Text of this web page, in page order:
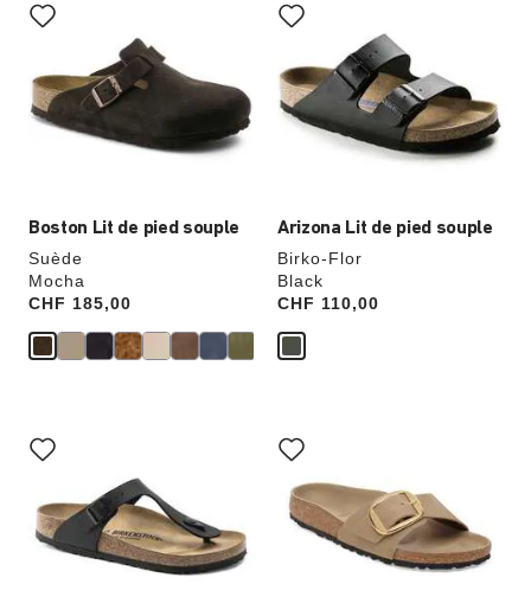
Boston Lit de pied souple
Suède
Mocha
Price:
CHF 185,00
sur
les
échantillons
de
couleurs
modifiera
l’image
Arizona Lit de pied souple
Birko-Flor
Black
Price:
CHF 110,00
sur
les
échantillons
de
couleurs
modifiera
l’image
sur
les
échantillons
de
couleurs
modifiera
sur
les
échantillons
couleurs
modifiera